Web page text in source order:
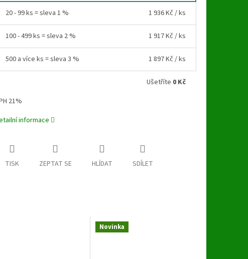
20 - 99 ks = sleva 1 % 1 936 Kč / ks
100 - 499 ks = sleva 2 % 1 917 Kč / ks
500 a více ks = sleva 3 % 1 897 Kč / ks
Ušetříte 0 Kč
21%
informace
TISK ZEPTAT SE HLÍDAT SDÍLET
Novinka